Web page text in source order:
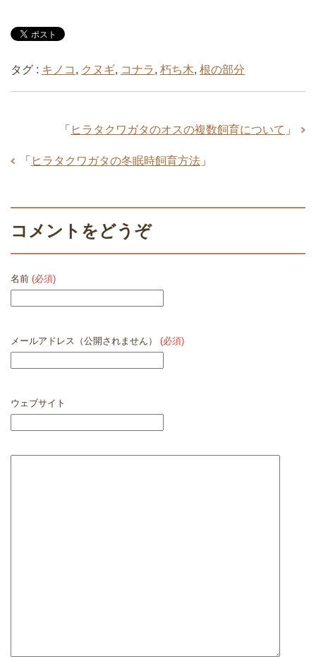
タグ : キノコ , クヌギ, コナラ, 朽ち木, 根の部分
「 ヒラタクワガタのオスの複数飼育について 」
「 ヒラタクワガタの冬眠時飼育方法 」
コメントをどうぞ
名前 (必須)
メールアドレス（公開されません） (必須)
ウェブサイト